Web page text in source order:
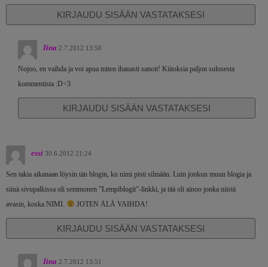
KIRJAUDU SISÄÄN VASTATAKSESI
Iina 2.7.2012 13:50
Nojoo, en vaihda ja voi apua miten ihanasti sanoit! Kiitoksia paljon sulosesta
kommentista :D<3
KIRJAUDU SISÄÄN VASTATAKSESI
essi 30.6.2012 21:24
Sen takia aikanaan löysin tän blogin, ku nimi pisti silmään. Luin jonkun muun blogia ja
siinä sivupalkissa oli semmonen ”Lempiblogit”-linkki, ja tää oli ainoo jonka niistä
avasin, koska NIMI.
JOTEN ÄLÄ VAIHDA!
KIRJAUDU SISÄÄN VASTATAKSESI
Iina 2.7.2012 13:51